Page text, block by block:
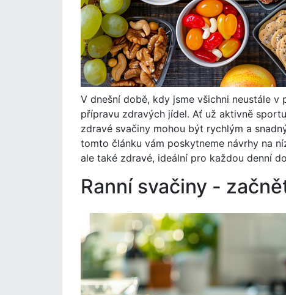
V dnešní době, kdy jsme všichni neustále
přípravu zdravých jídel. Ať už aktivně
zdravé svačiny mohou být rychlým a
tomto článku vám poskytneme návrhy na
ale také zdravé, ideální pro každou denní
Ranní svačiny -